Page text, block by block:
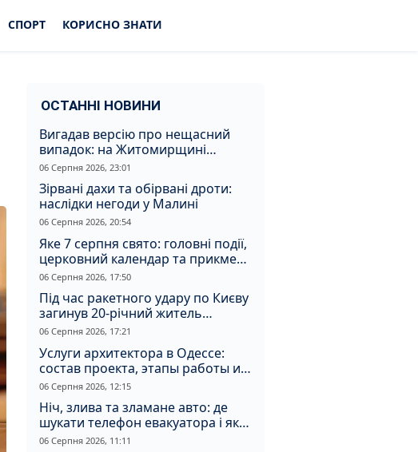
СПОРТ КОРИСНО ЗНАТИ
ОСТАННІ НОВИНИ
Вигадав версію про нещасний
випадок: на Житомирщині
судитимуть чоловіка за вбивство
співмешканки
06 Серпня 2026, 23:01
Зірвані дахи та обірвані дроти:
наслідки негоди у Малині
06 Серпня 2026, 20:54
Яке 7 серпня свято: головні події,
церковний календар та прикмети
дня
06 Серпня 2026, 17:50
Під час ракетного удару по Києву
загинув 20-річний житель
Житомирщини
06 Серпня 2026, 17:21
Услуги архитектора в Одессе:
состав проекта, этапы работы и
стоимость
06 Серпня 2026, 12:15
Ніч, злива та зламане авто: де
шукати телефон евакуатора і як
не натрапити на аферистів
06 Серпня 2026, 11:11